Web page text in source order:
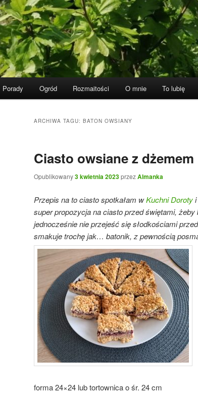
Porady Ogród Rozmaitości O mnie To lubię
ARCHIWA TAGU: BATON OWSIANY
Ciasto owsiane z dżemem
Opublikowany3 kwietnia 2023przezAlmanka
Przepis na to ciasto spotkałam wKuchni Dorotyi
super propozycja na ciasto przed świętami, żeby
jednocześnie nie przejeść się słodkościami
smakuje trochę jak… batonik, z pewnością
forma 24×24 lub tortownica o śr. 24 cm